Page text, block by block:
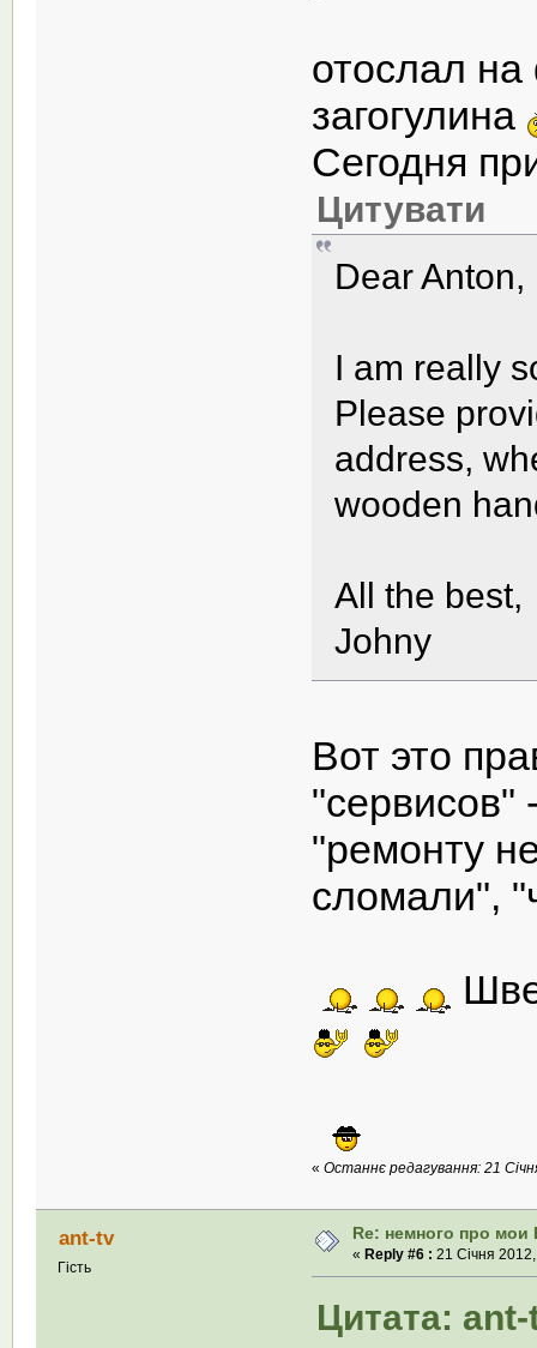
отослал
загогулина
Сегодня
Цитувати
Dear Anton,
I am really
Please
address,
wooden
All the best,
Johny
Вот это
"сервисов"
"ремонту
сломали",
«Останнє редагування: 21
ant-tv
Гість
Re: немного про мои
« Reply #6 : 21 Січня
Цитата: